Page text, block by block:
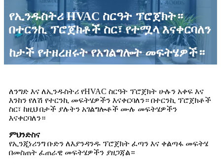
የኢንዱስትሪ HVAC ስርዓት ፕሮጀክት።
በተርንኪ ፕሮጀክቶች ስር፣ የተሟላ እናቀርባለን
ከታች የተዘረዘሩት የአገልግሎት መፍትሄዎች።
ለንግድ እና ለኢንዱስትሪ የHVAC ስርዓት ፕሮጀክት ሁሉን አቀፍ እና
እንከን የለሽ የተርንኪ መፍትሄዎችን እናቀርባለን። በተርንኪ ፕሮጀክቶች
ስር፣ ከዚህ በታች ያሉትን አገልግሎቶች ሙሉ መፍትሄዎችን
እናቀርባለን።
ምህንድስና
የኢንጂነሪንግ ቡድን ለእያንዳንዱ ፕሮጀክት ፈጣን እና ቀልጣፋ መፍትሄ
በመስጠት ፈጠራዊ መፍትሄዎችን ያዘጋጃል።